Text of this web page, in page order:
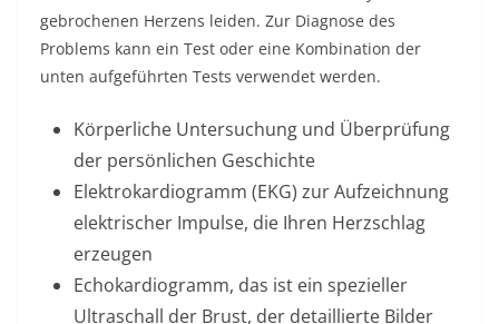
gebrochenen Herzens leiden. Zur Diagnose des
Problems kann ein Test oder eine Kombination der
unten aufgeführten Tests verwendet werden.
Körperliche Untersuchung und Überprüfung
der persönlichen Geschichte
Elektrokardiogramm (EKG) zur Aufzeichnung
elektrischer Impulse, die Ihren Herzschlag
erzeugen
Echokardiogramm, das ist ein spezieller
Ultraschall der Brust, der detaillierte Bilder